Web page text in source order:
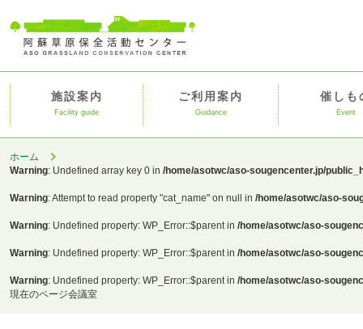
施設案内
Facility guide
ご利用案内
Guidance
催しも
Event
ホーム
Warning: Undefined array key 0 in /home/asotwc/aso-sougencenter.jp/
Warning: Attempt to read property "cat_name" on null in /home/asotwc/aso-
Warning: Undefined property: WP_Error::$parent in /home/asotwc/aso-
Warning: Undefined property: WP_Error::$parent in /home/asotwc/aso-
Warning: Undefined property: WP_Error::$parent in /home/asotwc/aso-
現在のページ会議室